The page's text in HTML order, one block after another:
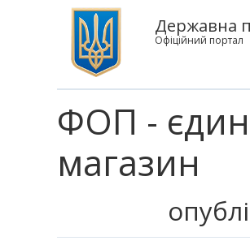
Державна
Офіційний портал
ФОП -
магазин